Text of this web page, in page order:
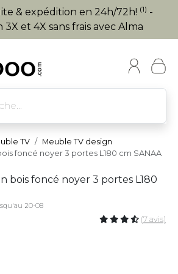
& expédition en 24h/72h! (1) -
et 4X sans frais avec Alma
TV
Meuble TV design
foncé noyer 3 portes L180 cm SANAA
bois foncé noyer 3 portes L180
20-08
(7 avis)